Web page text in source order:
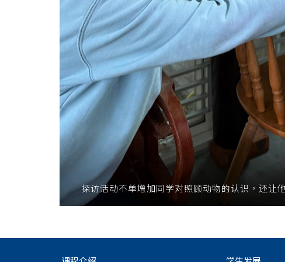
探访活动不单增加同学对照顾动物的认识，还让